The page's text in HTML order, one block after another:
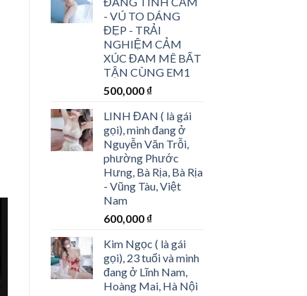
- VÚ TO DÁNG
ĐẸP - TRẢI
NGHIỆM CẢM
XÚC ĐAM MÊ BẤT
TẬN CÙNG EM1
500,000 ₫
LINH ĐAN ( là gái
gọi), mình đang ở
Nguyễn Văn Trỗi,
phường Phước
Hưng, Bà Rịa, Bà Rịa
- Vũng Tàu, Việt
Nam
600,000 ₫
Kim Ngọc ( là gái
gọi), 23 tuổi và mình
đang ở Lĩnh Nam,
Hoàng Mai, Hà Nội